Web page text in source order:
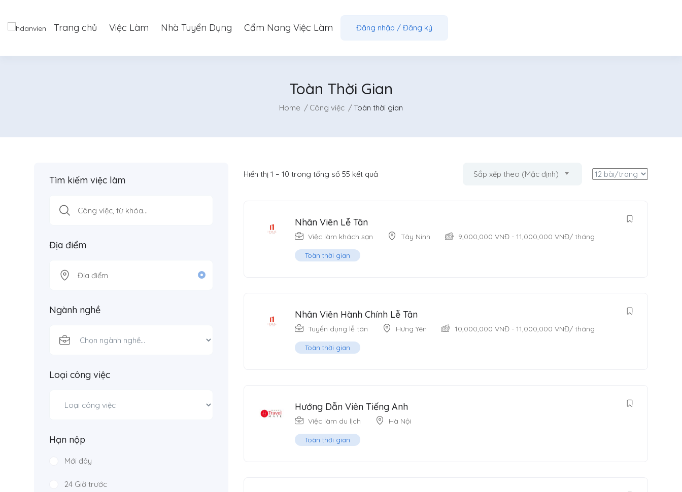
Trang chủ Việc Làm Nhà Tuyển Dụng Cẩm Nang Việc Làm Đăng nhập / Đăng ký
Toàn Thời Gian
Home Công việc Toàn thời gian
Tìm kiếm việc làm
Địa điểm
Ngành nghề
Loại công việc
Hạn nộp
Mới đây
24 Giờ trước
Hiển thị1 –10 trong tổng số 55 kết quả Sắp xếp theo (Mặc định)
Nhân Viên Lễ Tân
Việc làm khách sạn Tây Ninh 9,000,000 VNĐ - 11,000,000 VNĐ/ tháng
Toàn thời gian
Nhân Viên Hành Chính Lễ Tân
Tuyển dụng lễ tân Hưng Yên 10,000,000 VNĐ - 11,000,000 VNĐ/ tháng
Toàn thời gian
Hướng Dẫn Viên Tiếng Anh
Việc làm du lịch Hà Nội
Toàn thời gian